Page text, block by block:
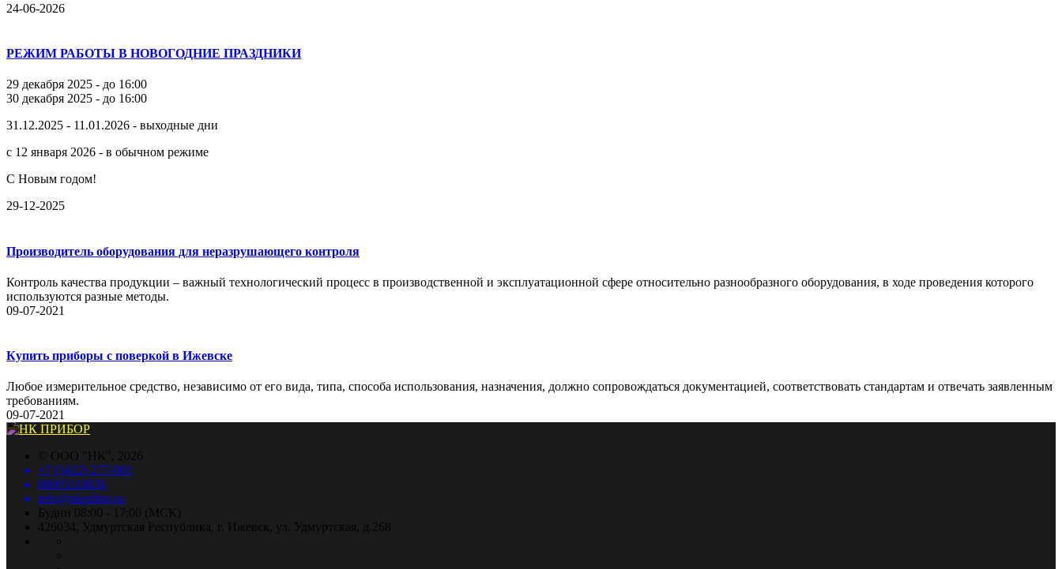
24-06-2026
РЕЖИМ РАБОТЫ В НОВОГОДНИЕ ПРАЗДНИКИ
29 декабря 2025 - до 16:00
30 декабря 2025 - до 16:00
31.12.2025 - 11.01.2026 - выходные дни
с 12 января 2026 - в обычном режиме
С Новым годом!
29-12-2025
Производитель оборудования для неразрушающего контроля
Контроль качества продукции – важный технологический процесс в производственной и эксплуатационной сфере относительно разнообразного оборудования, в ходе проведения которого
используются разные методы.
09-07-2021
Купить приборы с поверкой в Ижевске
Любое измерительное средство, независимо от его вида, типа, способа использования, назначения, должно сопровождаться документацией, соответствовать стандартам и отвечать заявленным
требованиям.
09-07-2021
© ООО "НК", 2026
+7 (3412) 277-001
88005118036
info@nkpribor.ru
Будни 08:00 - 17:00 (МСК)
426034, Удмуртская Республика, г. Ижевск, ул. Удмуртская, д.268